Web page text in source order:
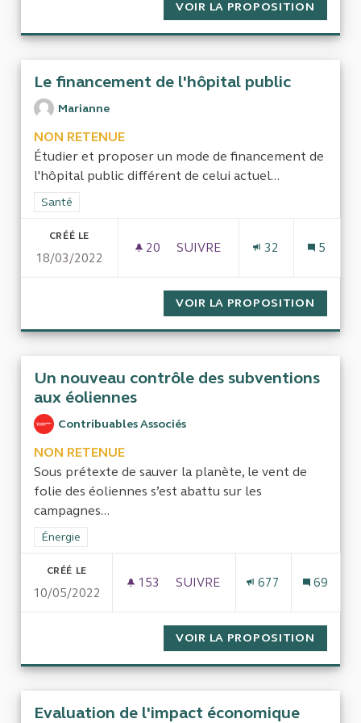
VOIR LA PROPOSITION
Le financement de l'hôpital public
Marianne
NON RETENUE
Étudier et proposer un mode de financement de
l'hôpital public différent de celui actuel...
Filtrer les résultats de la catégorie : Santé
Santé
CRÉÉ LE
18/03/2022
20 20 ABONNÉS
SUIVRE
32 5
VOIR LA PROPOSITION
Un nouveau contrôle des subventions
aux éoliennes
Contribuables Associés
NON RETENUE
Sous prétexte de sauver la planète, le vent de
folie des éoliennes s’est abattu sur les
campagnes...
Filtrer les résultats de la catégorie : Énergie
Énergie
CRÉÉ LE
10/05/2022
153 153 ABONNÉS
SUIVRE
677 69
VOIR LA PROPOSITION
Evaluation de l'impact économique